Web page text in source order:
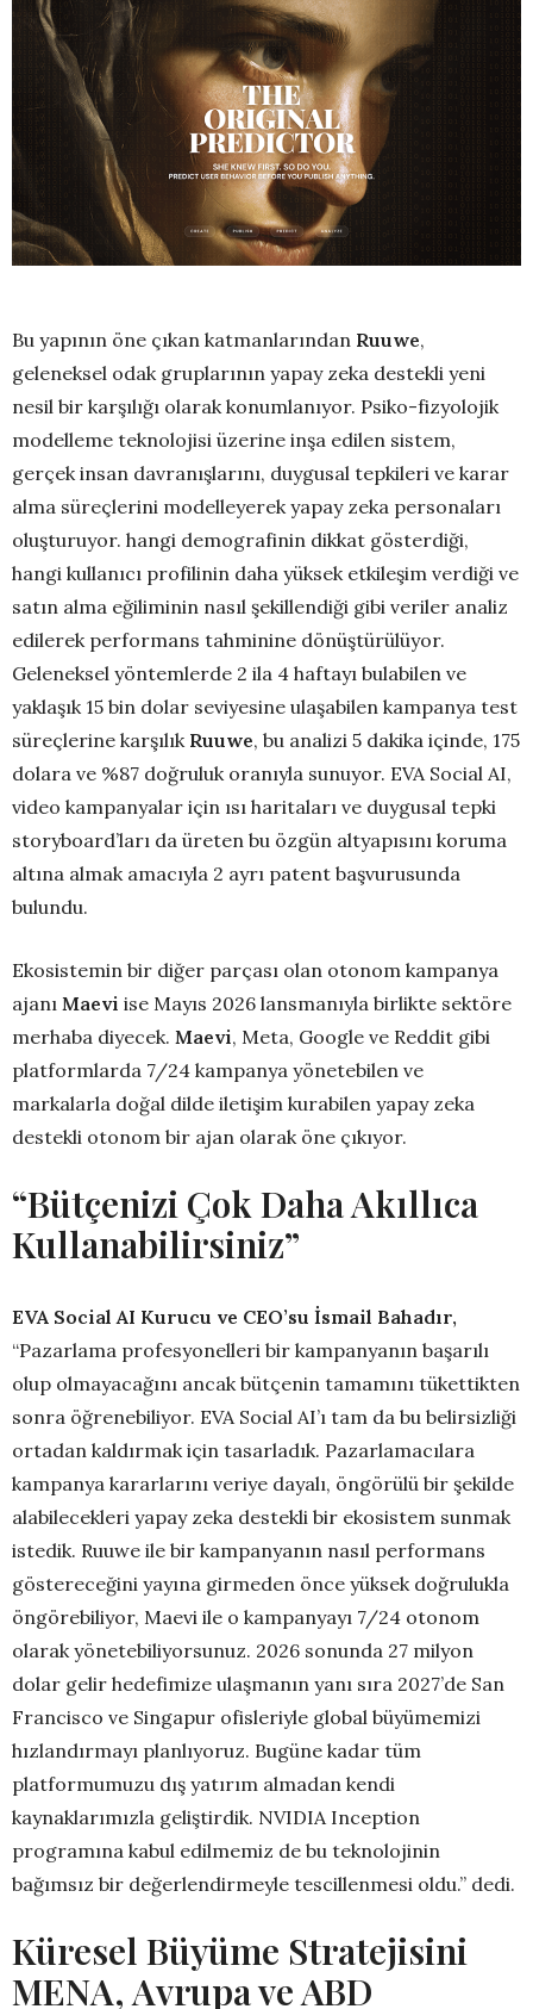
Bu yapının öne çıkan katmanlarından Ruuwe,
geleneksel odak gruplarının yapay zeka destekli yeni
nesil bir karşılığı olarak konumlanıyor. Psiko-fizyolojik
modelleme teknolojisi üzerine inşa edilen sistem,
gerçek insan davranışlarını, duygusal tepkileri ve karar
alma süreçlerini modelleyerek yapay zeka personaları
oluşturuyor. hangi demografinin dikkat gösterdiği,
hangi kullanıcı profilinin daha yüksek etkileşim verdiği ve
satın alma eğiliminin nasıl şekillendiği gibi veriler analiz
edilerek performans tahminine dönüştürülüyor.
Geleneksel yöntemlerde 2 ila 4 haftayı bulabilen ve
yaklaşık 15 bin dolar seviyesine ulaşabilen kampanya test
süreçlerine karşılık Ruuwe, bu analizi 5 dakika içinde, 175
dolara ve %87 doğruluk oranıyla sunuyor. EVA Social AI,
video kampanyalar için ısı haritaları ve duygusal tepki
storyboard’ları da üreten bu özgün altyapısını koruma
altına almak amacıyla 2 ayrı patent başvurusunda
bulundu.
Ekosistemin bir diğer parçası olan otonom kampanya
ajanı Maevi ise Mayıs 2026 lansmanıyla birlikte sektöre
merhaba diyecek. Maevi, Meta, Google ve Reddit gibi
platformlarda 7/24 kampanya yönetebilen ve
markalarla doğal dilde iletişim kurabilen yapay zeka
destekli otonom bir ajan olarak öne çıkıyor.
“Bütçenizi Çok Daha Akıllıca
Kullanabilirsiniz”
EVA Social AI Kurucu ve CEO’su İsmail Bahadır,
“Pazarlama profesyonelleri bir kampanyanın başarılı
olup olmayacağını ancak bütçenin tamamını tükettikten
sonra öğrenebiliyor. EVA Social AI’ı tam da bu belirsizliği
ortadan kaldırmak için tasarladık. Pazarlamacılara
kampanya kararlarını veriye dayalı, öngörülü bir şekilde
alabilecekleri yapay zeka destekli bir ekosistem sunmak
istedik. Ruuwe ile bir kampanyanın nasıl performans
göstereceğini yayına girmeden önce yüksek doğrulukla
öngörebiliyor, Maevi ile o kampanyayı 7/24 otonom
olarak yönetebiliyorsunuz. 2026 sonunda 27 milyon
dolar gelir hedefimize ulaşmanın yanı sıra 2027’de San
Francisco ve Singapur ofisleriyle global büyümemizi
hızlandırmayı planlıyoruz. Bugüne kadar tüm
platformumuzu dış yatırım almadan kendi
kaynaklarımızla geliştirdik. NVIDIA Inception
programına kabul edilmemiz de bu teknolojinin
bağımsız bir değerlendirmeyle tescillenmesi oldu.” dedi.
Küresel Büyüme Stratejisini
MENA, Avrupa ve ABD